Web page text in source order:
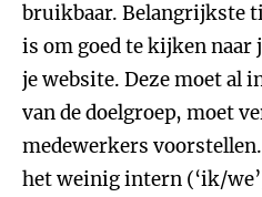
bruikbaar. Belangrijkste
is om goed te kijken naar
je website. Deze moet al
van de doelgroep, moet
medewerkers
het weinig intern (‘ik/